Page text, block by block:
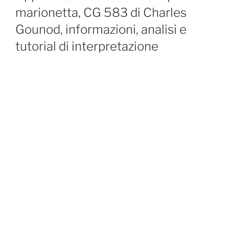
marionetta, CG 583 di Charles
Gounod, informazioni, analisi e
tutorial di interpretazione